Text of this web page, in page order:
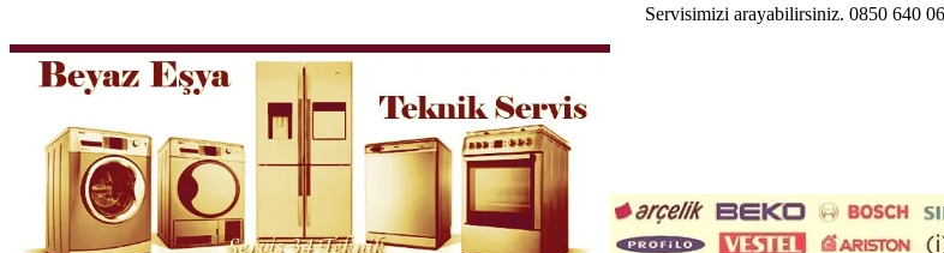
Servisimizi arayabilirsiniz. 0850 640